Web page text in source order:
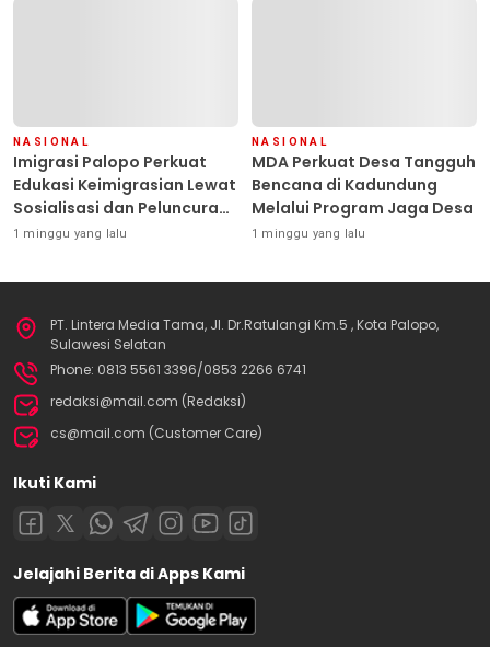
NASIONAL
Imigrasi Palopo Perkuat
Edukasi Keimigrasian Lewat
Sosialisasi dan Peluncuran
Inovasi Chatbot “IT CHIKA”
1 minggu yang lalu
NASIONAL
MDA Perkuat Desa Tangguh
Bencana di Kadundung
Melalui Program Jaga Desa
1 minggu yang lalu
PT. Lintera Media Tama, Jl. Dr.Ratulangi Km.5 , Kota Palopo,
Sulawesi Selatan
Phone: 0813 5561 3396/0853 2266 6741
redaksi@mail.com (Redaksi)
cs@mail.com (Customer Care)
Ikuti Kami
Jelajahi Berita di Apps Kami